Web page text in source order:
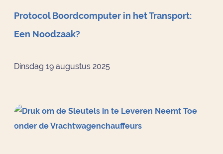
Protocol Boordcomputer in het Transport:
Een Noodzaak?
Dinsdag 19 augustus 2025